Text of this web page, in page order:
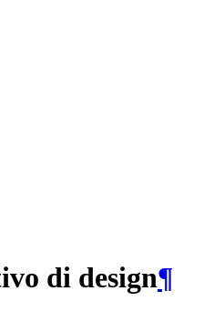
di design¶